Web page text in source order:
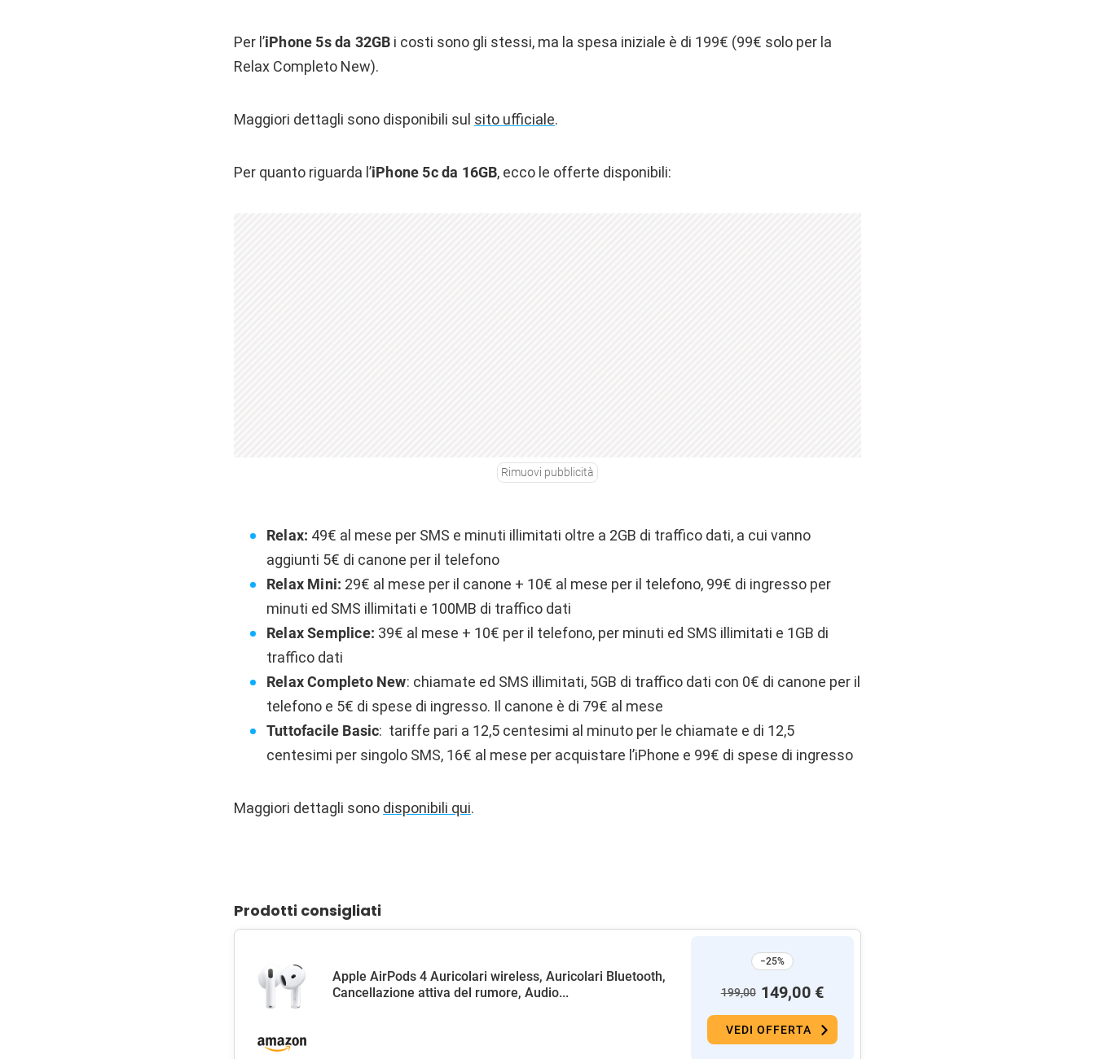
Per l’iPhone 5s da 32GB i costi sono gli stessi, ma la spesa iniziale è di 199€ (99€ solo per la
Relax Completo New).
Maggiori dettagli sono disponibili sul sito ufficiale.
Per quanto riguarda l’iPhone 5c da 16GB, ecco le offerte disponibili:
Rimuovi pubblicità
Relax: 49€ al mese per SMS e minuti illimitati oltre a 2GB di traffico dati, a cui vanno
aggiunti 5€ di canone per il telefono
Relax Mini: 29€ al mese per il canone + 10€ al mese per il telefono, 99€ di ingresso per
minuti ed SMS illimitati e 100MB di traffico dati
Relax Semplice: 39€ al mese + 10€ per il telefono, per minuti ed SMS illimitati e 1GB di
traffico dati
Relax Completo New: chiamate ed SMS illimitati, 5GB di traffico dati con 0€ di canone per il
telefono e 5€ di spese di ingresso. Il canone è di 79€ al mese
Tuttofacile Basic: tariffe pari a 12,5 centesimi al minuto per le chiamate e di 12,5
centesimi per singolo SMS, 16€ al mese per acquistare l’iPhone e 99€ di spese di ingresso
Maggiori dettagli sono disponibili qui.
Prodotti consigliati
Apple AirPods 4 Auricolari wireless, Auricolari Bluetooth,
Cancellazione attiva del rumore, Audio...
−25%
199,00 149,00 €
VEDI OFFERTA